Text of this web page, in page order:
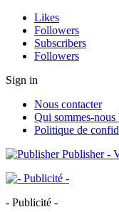
Likes
Followers
Subscribers
Followers
Sign in
Nous contacter
Qui sommes-nous
Politique de
Publisher -
- Publicité -